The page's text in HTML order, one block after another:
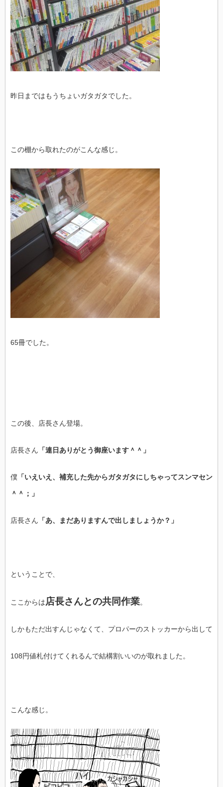
昨日まではもうちょいガタガタでした。
この棚から取れたのがこんな感じ。
65冊でした。
この後、店長さん登場。
店長さん 「連日ありがとう御座います＾＾」
僕 「いえいえ、補充した先からガタガタにしちゃってスンマセン
＾＾；」
店長さん 「あ、まだありますんで出しましょうか？」
ということで、
ここからは店長さんとの共同作業。
しかもただ出すんじゃなくて、プロパーのストッカーから出して
108円値札付けてくれるんで結構割いいのが取れました。
こんな感じ。